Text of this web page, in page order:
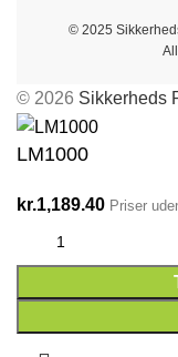
© 2025
© 2026 Sikkerheds
LM1000
kr.1,189.40 Priser